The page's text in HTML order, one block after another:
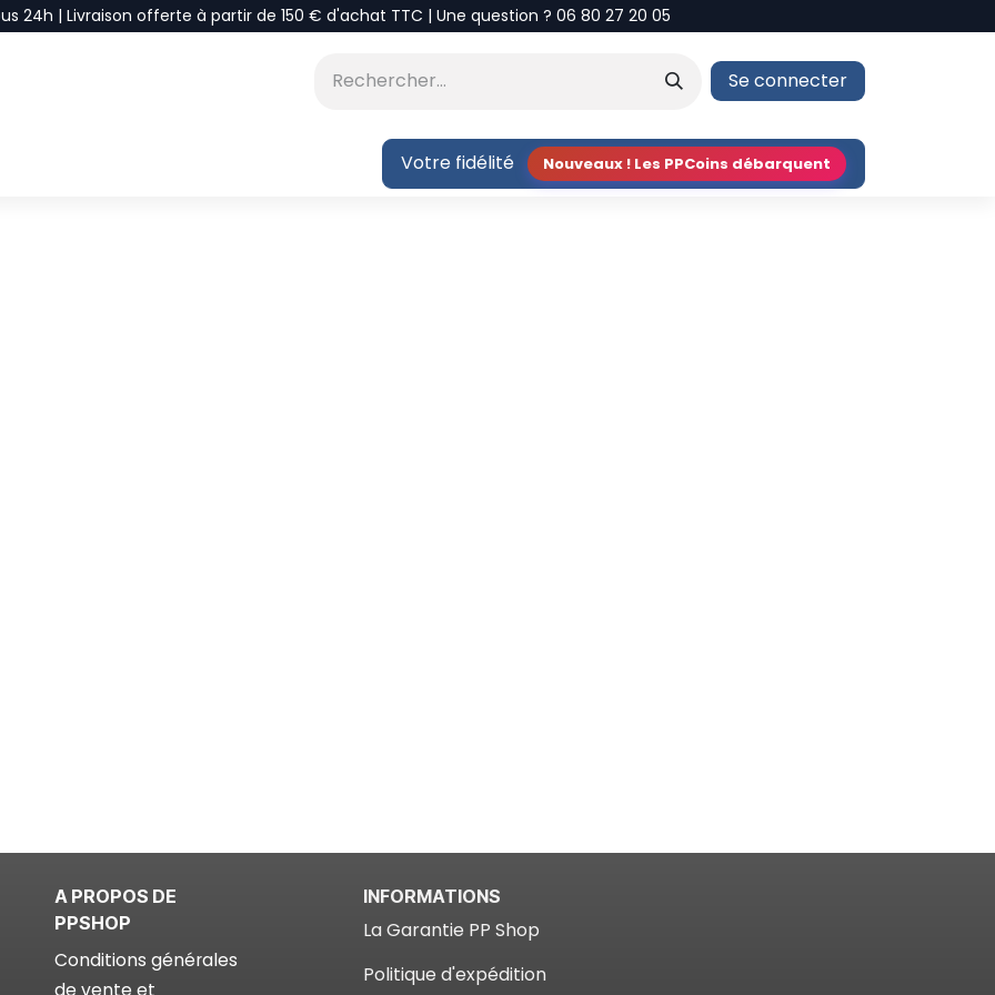
24h | Livraison offerte à partir de 150 € d'achat TTC | Une question ? 06 80 27 20 05
Se connecter
Votre fidélité Nouveaux ! Les PPCoins débarquent
A PROPOS DE
PPSHOP
Conditions générales
INFORMATIONS
La Garantie PP Shop​
Politique d'expédition